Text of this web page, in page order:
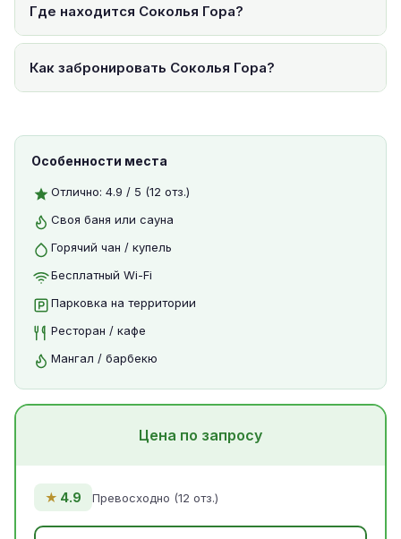
Где находится Соколья Гора?
Как забронировать Соколья Гора?
Особенности места
Отлично: 4.9 / 5 (12 отз.)
Своя баня или сауна
Горячий чан / купель
Бесплатный Wi-Fi
Парковка на территории
Ресторан / кафе
Мангал / барбекю
Цена по запросу
★ 4.9 Превосходно (12 отз.)